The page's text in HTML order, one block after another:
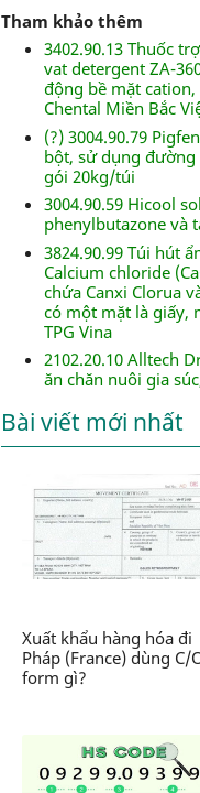
Tham khảo thêm
3402.90.13 Thuốc
vat detergent ZA-
động bề mặt
Chental Miền Bắc
(?) 3004.90.79
bột, sử dụng
gói 20kg/túi
3004.90.59 Hicool
phenylbutazone và
3824.90.99 Túi hút
Calcium chloride
chứa Canxi Clorua
có một mặt là giấy,
TPG Vina
2102.20.10 Alltech
ăn chăn nuôi gia
Bài viết mới nhất
Xuất khẩu hàng hóa đi
Pháp (France) dùng C/
form gì?